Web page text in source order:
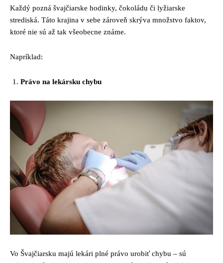
Každý pozná švajčiarske hodinky, čokoládu či lyžiarske
strediská. Táto krajina v sebe zároveň skrýva množstvo faktov,
ktoré nie sú až tak všeobecne známe.
Napríklad:
Právo na lekársku chybu
Vo Švajčiarsku majú lekári plné právo urobiť chybu – sú